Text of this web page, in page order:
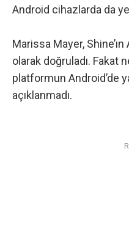
Android cihazlarda da
Marissa Mayer,
olarak doğruladı. Fakat
platformun Android’de
açıklanmadı.